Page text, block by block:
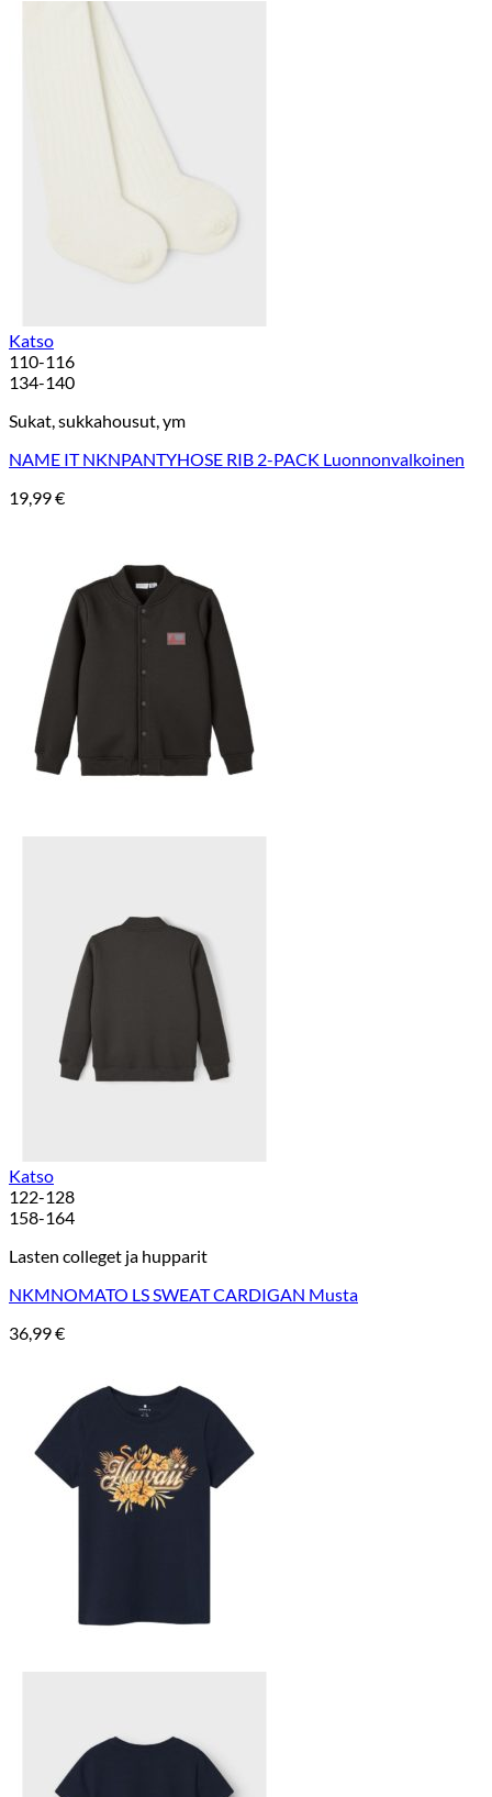
Katso
110-116
134-140
Sukat, sukkahousut, ym
NAME IT NKNPANTYHOSE RIB 2-PACK Luonnonvalkoinen
19,99€
Katso
122-128
158-164
Lasten colleget ja hupparit
NKMNOMATO LS SWEAT CARDIGAN Musta
36,99€